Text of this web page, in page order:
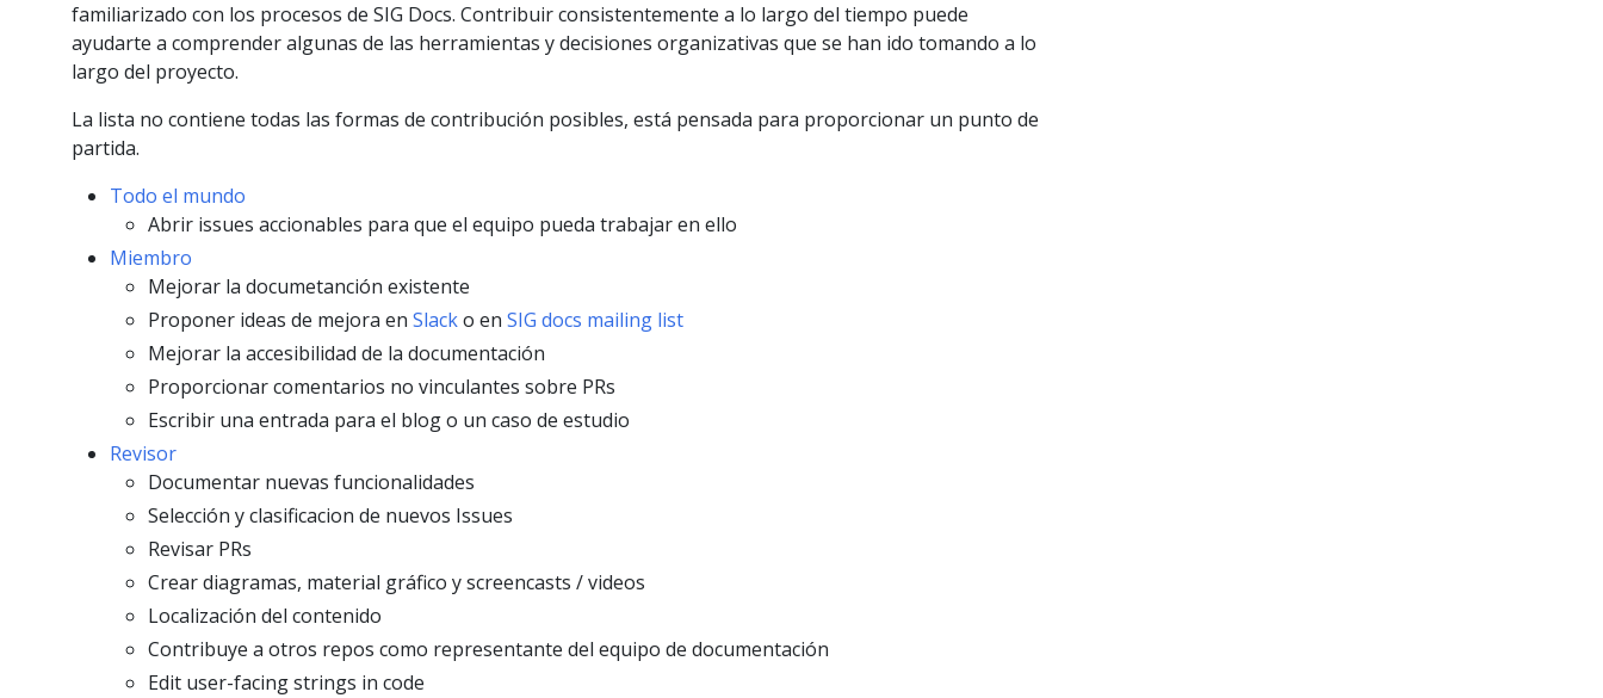
familiarizado con los procesos de SIG Docs. Contribuir consistentemente a lo largo del tiempo puede
ayudarte a comprender algunas de las herramientas y decisiones organizativas que se han ido tomando a lo
largo del proyecto.
La lista no contiene todas las formas de contribución posibles, está pensada para proporcionar un punto de
partida.
Todo el mundo
Abrir issues accionables para que el equipo pueda trabajar en ello
Miembro
Mejorar la documetanción existente
Proponer ideas de mejora en Slacko en SIG docs mailing list
Mejorar la accesibilidad de la documentación
Proporcionar comentarios no vinculantes sobre PRs
Escribir una entrada para el blog o un caso de estudio
Revisor
Documentar nuevas funcionalidades
Selección y clasificacion de nuevos Issues
Revisar PRs
Crear diagramas, material gráfico y screencasts / videos
Localización del contenido
Contribuye a otros repos como representante del equipo de documentación
Edit user-facing strings in code